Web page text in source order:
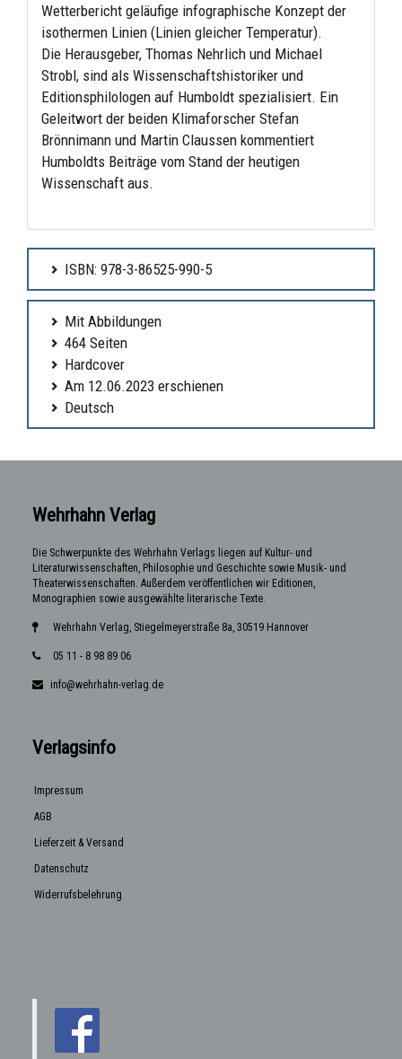
Wetterbericht geläufige infographische Konzept der
isothermen Linien (Linien gleicher Temperatur).
Die Herausgeber, Thomas Nehrlich und Michael
Strobl, sind als Wissenschaftshistoriker und
Editionsphilologen auf Humboldt spezialisiert. Ein
Geleitwort der beiden Klimaforscher Stefan
Brönnimann und Martin Claussen kommentiert
Humboldts Beiträge vom Stand der heutigen
Wissenschaft aus.
ISBN: 978-3-86525-990-5
Mit Abbildungen
464 Seiten
Hardcover
Am 12.06.2023 erschienen
Deutsch
Wehrhahn Verlag
Die Schwerpunkte des Wehrhahn Verlags liegen auf Kultur- und
Literaturwissenschaften, Philosophie und Geschichte sowie Musik- und
Theaterwissenschaften. Außerdem veröffentlichen wir Editionen,
Monographien sowie ausgewählte literarische Texte.
Wehrhahn Verlag, Stiegelmeyerstraße 8a, 30519 Hannover
05 11 - 8 98 89 06
info@wehrhahn-verlag.de
Verlagsinfo
Impressum
AGB
Lieferzeit & Versand
Datenschutz
Widerrufsbelehrung